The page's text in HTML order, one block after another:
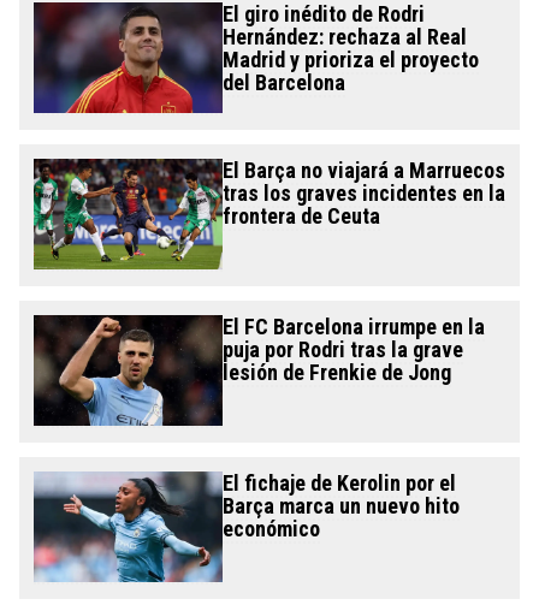
El giro inédito de Rodri
Hernández: rechaza al Real
Madrid y prioriza el proyecto
del Barcelona
El Barça no viajará a Marruecos
tras los graves incidentes en la
frontera de Ceuta
El FC Barcelona irrumpe en la
puja por Rodri tras la grave
lesión de Frenkie de Jong
El fichaje de Kerolin por el
Barça marca un nuevo hito
económico